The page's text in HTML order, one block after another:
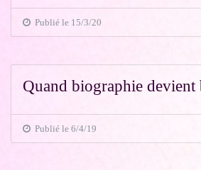
Publié le 15/3/20
Quand biographie
Publié le 6/4/19